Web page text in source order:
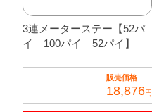
3連メーターステー【52パ
イ 100パイ 52パイ】
販売価格
18,876円